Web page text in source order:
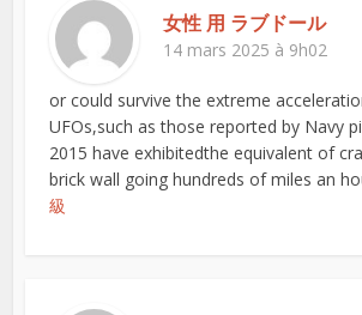
女性 用 ラブドール
14 mars 2025 à 9h02
or could survive the extreme
UFOs,such as those reported by Navy
2015 have exhibitedthe equivalent of
brick wall going hundreds of miles an
級